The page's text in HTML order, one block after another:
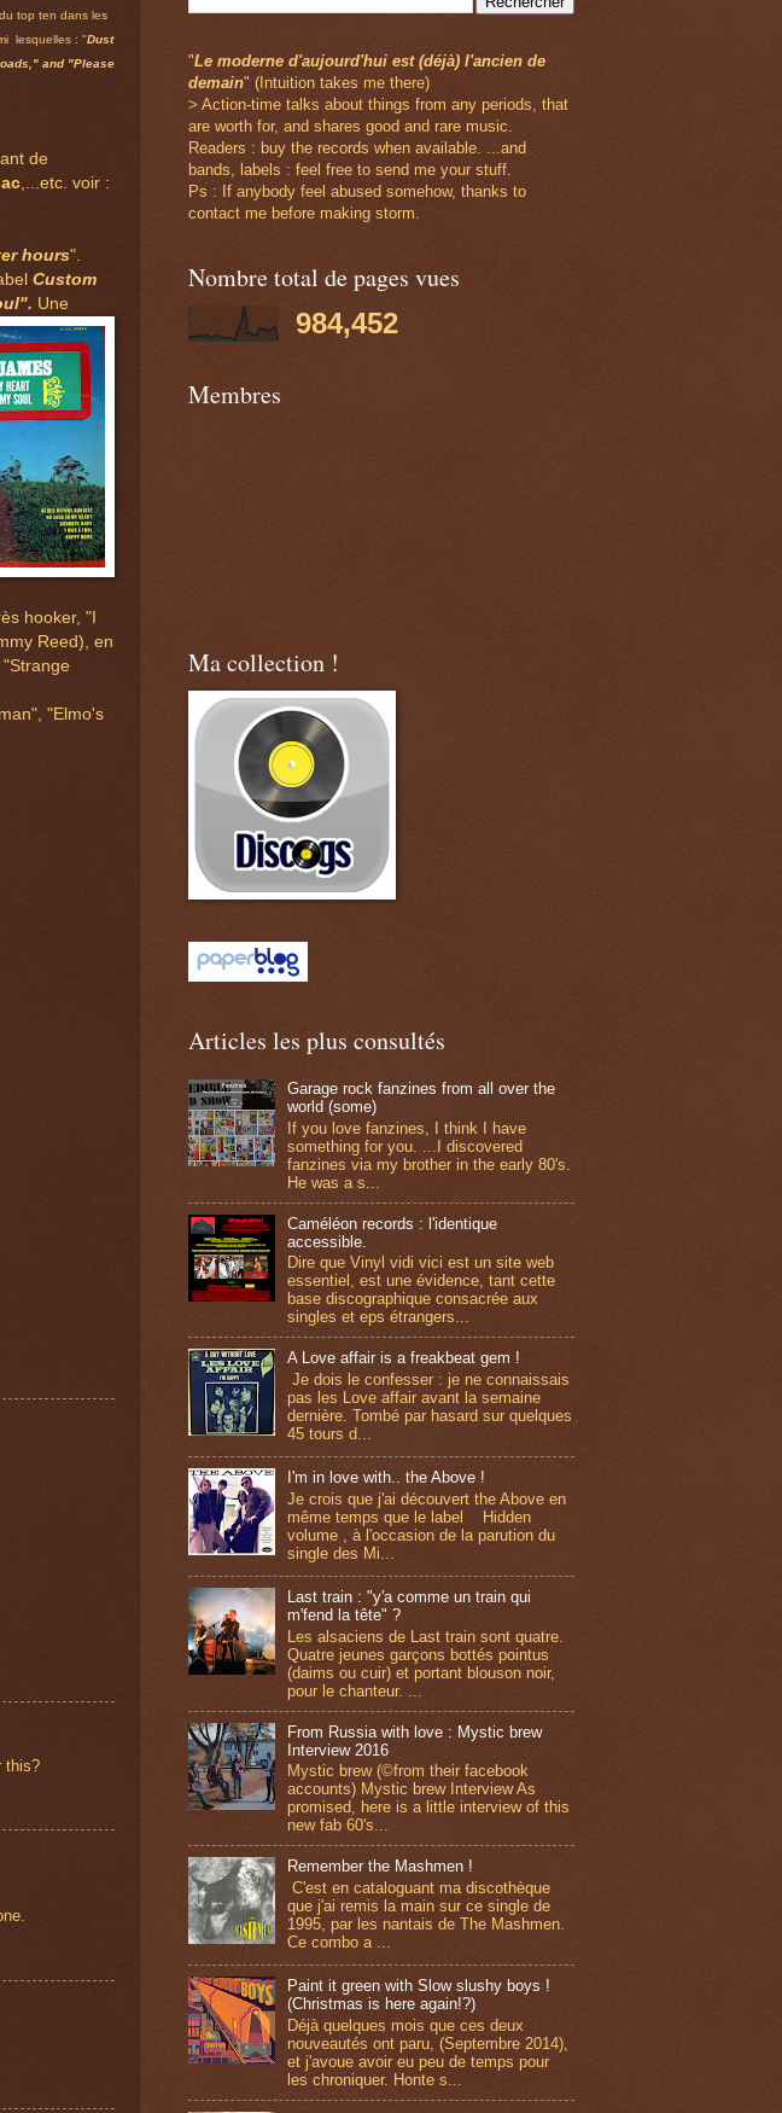
top ten dans les
lesquelles : "Dust
and "Please
de
,...etc. voir :
hours".
Custom
Une
hooker, "I
Reed), en
"Elmo's
this?
"Le moderne d'aujourd'hui est (déjà) l'ancien de
demain" (Intuition takes me there)
> Action-time talks about things from any periods, that
are worth for, and shares good and rare music.
Readers : buy the records when available. ...and
bands, labels : feel free to send me your stuff.
Ps : If anybody feel abused somehow, thanks to
contact me before making storm.
Nombre total de pages vues
984,452
Membres
Ma collection !
Articles les plus consultés
Garage rock fanzines from all over the
world (some)
If you love fanzines, I think I have
something for you. ...I discovered
fanzines via my brother in the early 80's.
He was a s...
Caméléon records : l'identique
accessible.
Dire que Vinyl vidi vici est un site web
essentiel, est une évidence, tant cette
base discographique consacrée aux
singles et eps étrangers...
A Love affair is a freakbeat gem !
Je dois le confesser : je ne connaissais
pas les Love affair avant la semaine
dernière. Tombé par hasard sur quelques
45 tours d...
I'm in love with.. the Above !
Je crois que j'ai découvert the Above en
même temps que le label Hidden
volume , à l'occasion de la parution du
single des Mi...
Last train : "y'a comme un train qui
m'fend la tête" ?
Les alsaciens de Last train sont quatre.
Quatre jeunes garçons bottés pointus
(daims ou cuir) et portant blouson noir,
pour le chanteur. ...
From Russia with love : Mystic brew
Interview 2016
Mystic brew (©from their facebook
accounts) Mystic brew Interview As
promised, here is a little interview of this
new fab 60's...
Remember the Mashmen !
C'est en cataloguant ma discothèque
que j'ai remis la main sur ce single de
1995, par les nantais de The Mashmen.
Ce combo a ...
Paint it green with Slow slushy boys !
(Christmas is here again!?)
Déjà quelques mois que ces deux
nouveautés ont paru, (Septembre 2014),
et j'avoue avoir eu peu de temps pour
les chroniquer. Honte s...